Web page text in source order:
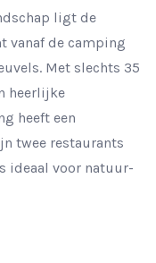
ligt de
vanaf de camping
Met slechts 35
heerlijke
heeft een
twee restaurants
ideaal voor natuur-